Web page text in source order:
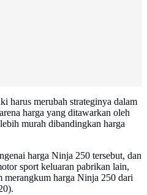
harus merubah strateginya dalam
harga yang ditawarkan oleh
murah dibandingkan harga
harga Ninja 250 tersebut, dan
sport keluaran pabrikan lain,
harga Ninja 250 dari